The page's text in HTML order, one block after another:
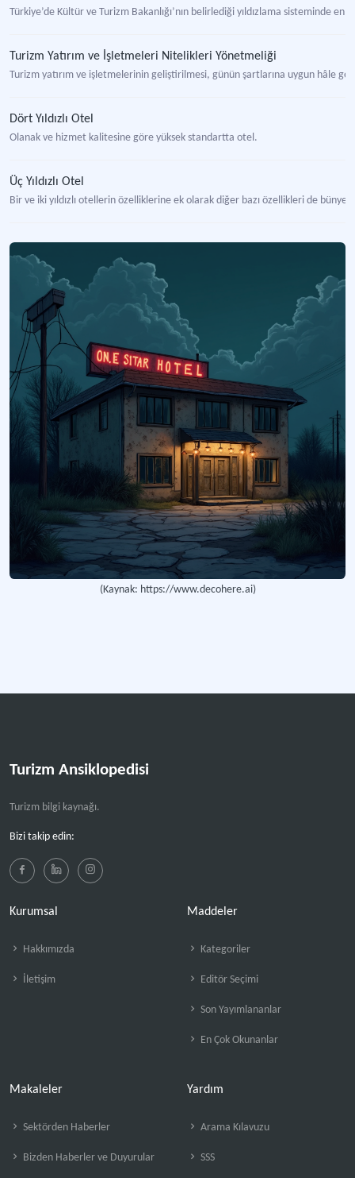
Türkiye’de Kültür ve Turizm Bakanlığı’nın belirlediği yıldızlama sisteminde en
Turizm Yatırım ve İşletmeleri Nitelikleri Yönetmeliği
Turizm yatırım ve işletmelerinin geliştirilmesi, günün şartlarına uygun hâle
Dört Yıldızlı Otel
Olanak ve hizmet kalitesine göre yüksek standartta otel.
Üç Yıldızlı Otel
Bir ve iki yıldızlı otellerin özelliklerine ek olarak diğer bazı özellikleri de
(Kaynak: https://www.decohere.ai)
Turizm Ansiklopedisi
Turizm bilgi kaynağı.
Bizi takip edin:
Kurumsal
Hakkımızda
İletişim
Maddeler
Kategoriler
Editör Seçimi
Son Yayımlananlar
En Çok Okunanlar
Makaleler
Sektörden Haberler
Bizden Haberler ve Duyurular
Yardım
Arama Kılavuzu
SSS